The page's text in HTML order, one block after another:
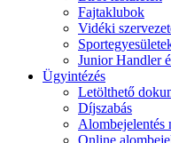
Fajtaklubok
Vidéki
Junior Handler
Ügyintézés
Letölthető
Díjszabás
Alombejelentés
Online